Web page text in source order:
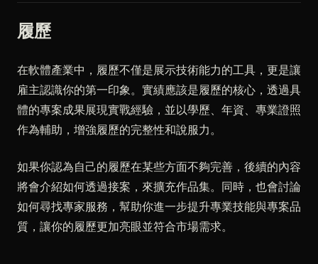
履歷
在軟體產業中，履歷不僅是展示技術能力的工具，更是讓
雇主認識你的第一印象。實績應該是履歷的核心，透過具
體的專案成果展現實戰經驗，並以學歷、年資、專業證照
作為輔助，增強履歷的完整性和說服力。
如果你認為自己的履歷在某些方面不夠完善，後續的內容
將會介紹如何透過接案，來擴充作品集。同時，也會討論
如何尋找專家服務，幫助你進一步提升專業技能與專案品
質，讓你的履歷更加亮眼並符合市場需求。